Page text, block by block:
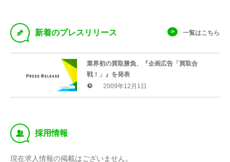
D 新着のプレスリリース 一覧はこちら
業界初の買取勝負、『企画広告「買取合
戦！」』を発表
2009年12月1日
‰ 採用情報
現在求人情報の掲載はございません。